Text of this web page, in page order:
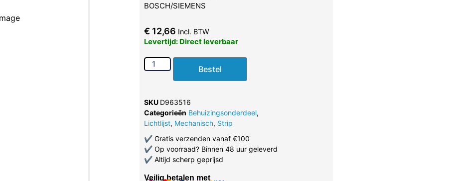
BOSCH/SIEMENS
€ 12,66 Incl. BTW
Levertijd: Direct leverbaar
Bestel
SKU D963516
Categorieën Behuizingsonderdeel,
Lichtlijst, Mechanisch, Strip
✔Gratis verzenden vanaf €100
✔Op voorraad? Binnen 48 uur geleverd
✔Altijd scherp geprijsd
Veilig betalen met